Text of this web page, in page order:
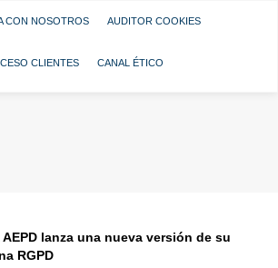
CON NOSOTROS AUDITOR COOKIES
CLIENTES CANAL ÉTICO
AEPD lanza una nueva versión de su
RGPD